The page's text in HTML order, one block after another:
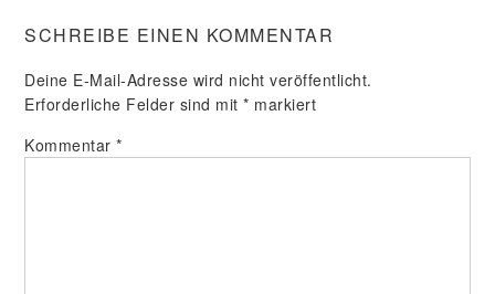
SCHREIBE EINEN KOMMENTAR
Deine E-Mail-Adresse wird nicht veröffentlicht.
Erforderliche Felder sind mit* markiert
Kommentar*